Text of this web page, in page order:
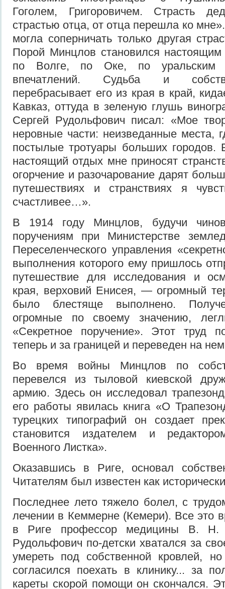
Гоголем, Григоровичем. Страсть
страстью отца, от отца перешла ко
могла соперничать только другая
Порой Минцлов становился настоящим
по Волге, по Оке, по уральским
впечатлений. Судьба и
перебрасывает его из края в край,
Кавказ, оттуда в зеленую глушь
Сергей Рудольфович писал: «Мое
неровные части: неизведанные
постылые тротуары больших городов.
настоящий отдых мне приносят
огорчение и разочарование дарят
путешествиях и странствиях я
счастливее…».
В 1914 году Минцлов, будучи
поручениям при Министерстве
Переселенческого управления
выполнения которого ему пришлось
путешествие для исследования и
края, верховий Енисея, — огромный
было блестяще выполнено.
огромные по своему значению,
«Секретное поручение». Этот труд
теперь и за границей и переведен на
Во время войны Минцлов по
перевелся из тыловой киевской
армию. Здесь он исследовал
его работы явилась книга «О
турецких типографий он создает
становится издателем и
Военного Листка».
Оказавшись в Риге, основал
Читателям был известен как
Последнее лето тяжело болел, с
лечении в Кеммерне (Кемери). Все это
в Риге профессор медицины В. Н.
Рудольфович по-детски хватался за
умереть под собственной кровлей,
согласился поехать в клинику... за
кареты скорой помощи он скончался.